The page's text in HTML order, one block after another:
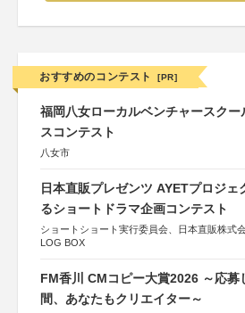
おすすめのコンテスト [PR]
福岡八女ローカルベンチャースクー
スコンテスト
八女市
日本直販プレゼンツ AYETプロジェ
るショートドラマ企画コンテスト
ショートショート実行委員会、日本直販株式
LOG BOX
FM香川 CMコピー大賞2026 ～応募
間、あなたもクリエイター～